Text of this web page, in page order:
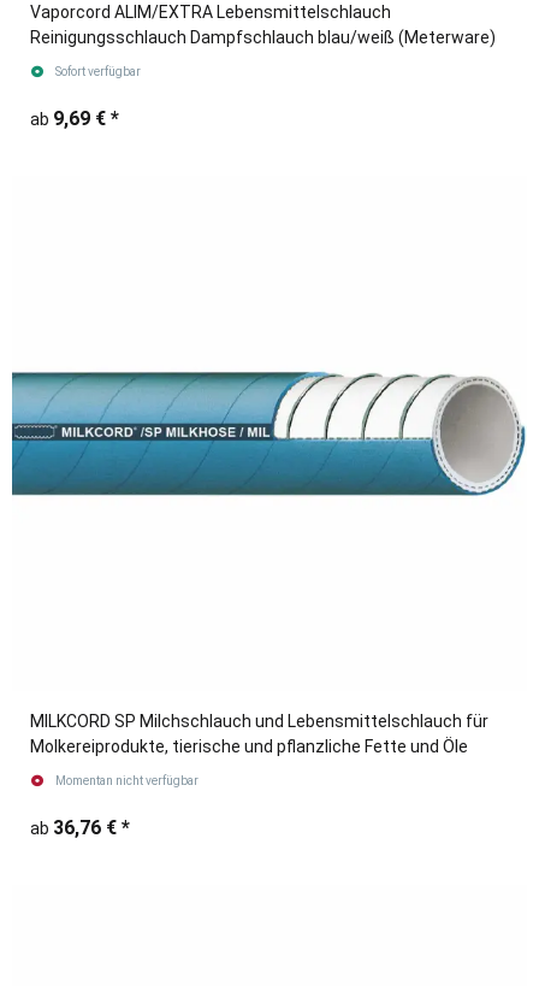
Vaporcord ALIM/EXTRA Lebensmittelschlauch
Reinigungsschlauch Dampfschlauch blau/weiß (Meterware)
Sofort verfügbar
ab 9,69 € *
MILKCORD SP Milchschlauch und Lebensmittelschlauch für
Molkereiprodukte, tierische und pflanzliche Fette und Öle
Momentan nicht verfügbar
ab 36,76 € *